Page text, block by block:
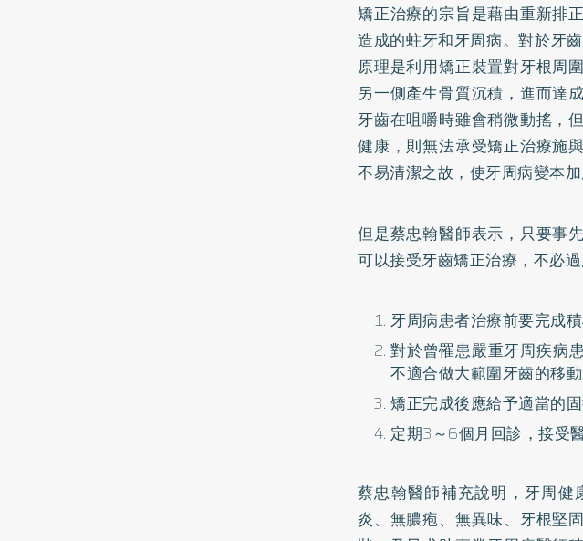
矯正治療的宗旨是藉由重新排
造成的蛀牙和牙周病。對於牙
原理是利用矯正裝置對牙根周
另一側產生骨質沉積，進而達
牙齒在咀嚼時雖會稍微動搖，
健康，則無法承受矯正治療施
不易清潔之故，使牙周病變本加
但是蔡忠翰醫師表示，只要事
可以接受牙齒矯正治療，不必
牙周病患者治療前要完成
對於曾罹患嚴重牙周疾病
不適合做大範圍牙齒的移動
矯正完成後應給予適當的
定期3～6個月回診，接受
蔡忠翰醫師補充說明，牙周
炎、無膿疱、無異味、牙根堅